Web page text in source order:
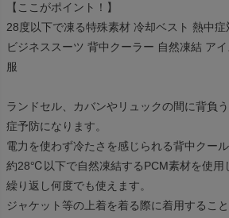
【ここがポイント！】
28度以下で凍る特殊素材 冷却ベスト 熱中
ビジネススーツ 背中クーラー 自然凍結 ア
服
ランドセル、カバンやリュックの間に背負
症予防になります。
電力を使わず冷たさを感じられる背中クール
約28℃以下で自然凍結するPCM素材を使用
繰り返し何度でも使えます。
ジャケット等の上着を着る際に着用するこ